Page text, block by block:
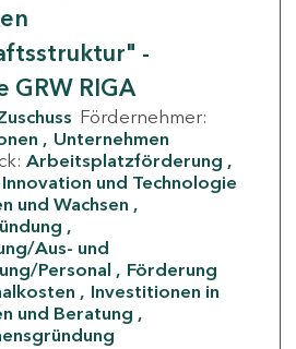
-
GRW RIGA
Fördernehmer:
Unternehmen
Arbeitsplatzförderung
Innovation und Technologie
und Wachsen
Aus- und
Personal
Förderung
Investitionen in
und Beratung